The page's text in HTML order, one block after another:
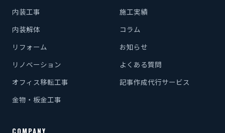
内装工事
内装解体
リフォーム
リノベーション
オフィス移転工事
金物・板金工事
施工実績
コラム
お知らせ
よくある質問
記事作成代行サービス